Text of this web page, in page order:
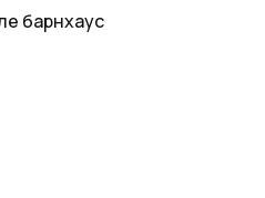
барнхаус